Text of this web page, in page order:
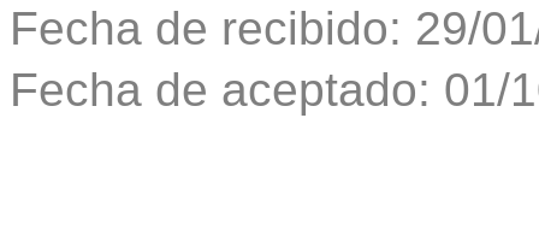
Fecha de recibido: 29/
Fecha de aceptado: 01/